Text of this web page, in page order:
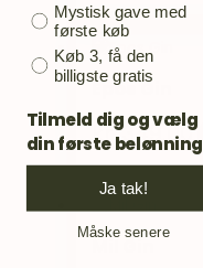
Epos Gin
kr.349,00
Mystisk gave med
første køb
Køb 3, få den
billigste gratis
Tilmeld dig og vælg
din første belønning
Ja tak!
Måske senere